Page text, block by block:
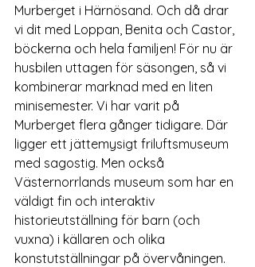
Murberget i Härnösand. Och då drar
vi dit med Loppan, Benita och Castor,
böckerna och hela familjen! För nu är
husbilen uttagen för säsongen, så vi
kombinerar marknad med en liten
minisemester. Vi har varit på
Murberget flera gånger tidigare. Där
ligger ett jättemysigt friluftsmuseum
med sagostig. Men också
Västernorrlands museum som har en
väldigt fin och interaktiv
historieutställning för barn (och
vuxna) i källaren och olika
konstutställningar på övervåningen.